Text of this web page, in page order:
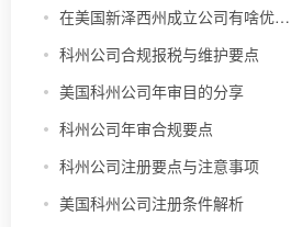
在美国新泽西州成立公司有啥优势？
科州公司合规报税与维护要点
美国科州公司年审目的分享
科州公司年审合规要点
科州公司注册要点与注意事项
美国科州公司注册条件解析